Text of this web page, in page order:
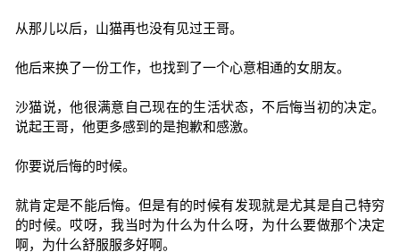
从那儿以后，山猫再也没有见过王哥。
他后来换了一份工作，也找到了一个心意相通的女朋友。
沙猫说，他很满意自己现在的生活状态，不后悔当初的决定。
说起王哥，他更多感到的是抱歉和感激。
你要说后悔的时候。
就肯定是不能后悔。但是有的时候有发现就是尤其是自己特穷
的时候。哎呀，我当时为什么为什么呀，为什么要做那个决定
啊，为什么舒服服多好啊。